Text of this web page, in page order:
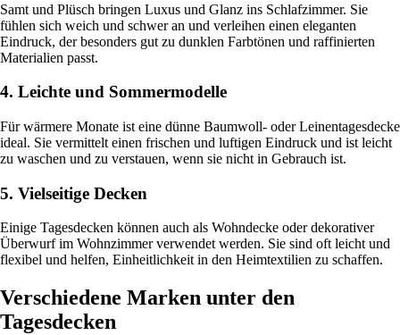
Samt und Plüsch bringen Luxus und Glanz ins Schlafzimmer. Sie
fühlen sich weich und schwer an und verleihen einen eleganten
Eindruck, der besonders gut zu dunklen Farbtönen und raffinierten
Materialien passt.
4. Leichte und Sommermodelle
Für wärmere Monate ist eine dünne Baumwoll- oder Leinentagesdecke
ideal. Sie vermittelt einen frischen und luftigen Eindruck und ist leicht
zu waschen und zu verstauen, wenn sie nicht in Gebrauch ist.
5. Vielseitige Decken
Einige Tagesdecken können auch als Wohndecke oder dekorativer
Überwurf im Wohnzimmer verwendet werden. Sie sind oft leicht und
flexibel und helfen, Einheitlichkeit in den Heimtextilien zu schaffen.
Verschiedene Marken unter den
Tagesdecken